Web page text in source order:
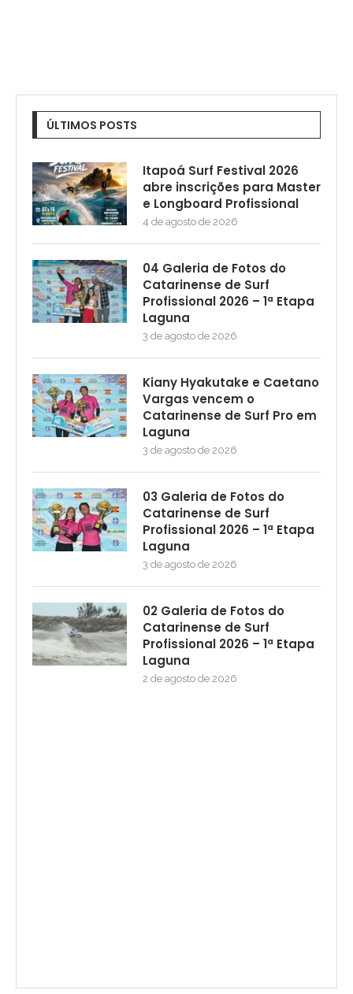
ÚLTIMOS POSTS
Itapoá Surf Festival 2026
abre inscrições para Master
e Longboard Profissional
4 de agosto de 2026
04 Galeria de Fotos do
Catarinense de Surf
Profissional 2026 – 1ª Etapa
Laguna
3 de agosto de 2026
Kiany Hyakutake e Caetano
Vargas vencem o
Catarinense de Surf Pro em
Laguna
3 de agosto de 2026
03 Galeria de Fotos do
Catarinense de Surf
Profissional 2026 – 1ª Etapa
Laguna
3 de agosto de 2026
02 Galeria de Fotos do
Catarinense de Surf
Profissional 2026 – 1ª Etapa
Laguna
2 de agosto de 2026